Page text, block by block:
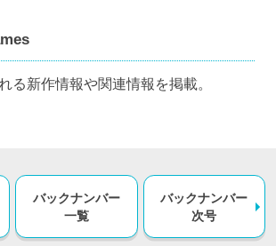
る新作情報や関連情報を掲載。
バックナンバー
一覧
バックナンバー
次号